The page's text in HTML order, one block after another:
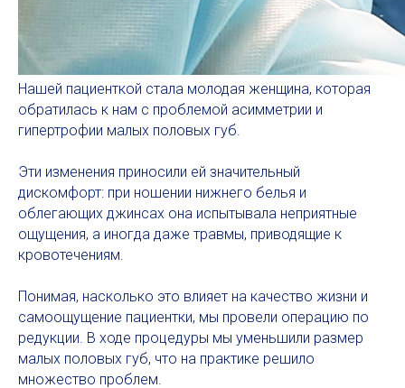
Нашей пациенткой стала молодая женщина, которая
обратилась к нам с проблемой асимметрии и
гипертрофии малых половых губ.
Эти изменения приносили ей значительный
дискомфорт: при ношении нижнего белья и
облегающих джинсах она испытывала неприятные
ощущения, а иногда даже травмы, приводящие к
кровотечениям.
Понимая, насколько это влияет на качество жизни и
самоощущение пациентки, мы провели операцию по
редукции. В ходе процедуры мы уменьшили размер
малых половых губ, что на практике решило
множество проблем.